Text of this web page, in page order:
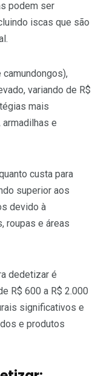
podem ser
iscas que são
variando de R$
mais
e
custa para
superior aos
devido à
roupas e áreas
dedetizar é
R$ 600 a R$ 2.000
significativos e
e produtos